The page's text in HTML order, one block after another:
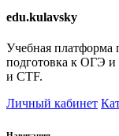
edu.kulavsky
Учебная платформа
подготовка к ОГЭ и
и CTF.
Личный кабинет